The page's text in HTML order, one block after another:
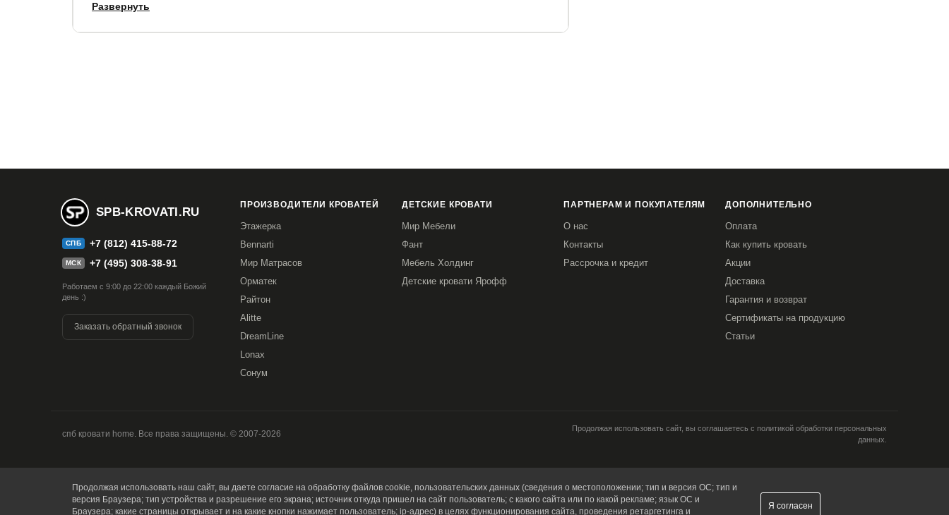
Купить в 1 клик
Развернуть
SPB-KROVATI.RU
СПБ +7 (812) 415-88-72
МСК +7 (495) 308-38-91
Работаем с 9:00 до 22:00 каждый Божий
день :)
Заказать обратный звонок
ПРОИЗВОДИТЕЛИ КРОВАТЕЙ
Этажерка
Bennarti
Мир Матрасов
Орматек
Райтон
Alitte
DreamLine
Lonax
Сонум
ДЕТСКИЕ КРОВАТИ
Мир Мебели
Фант
Мебель Холдинг
Детские кровати Ярофф
ПАРТНЕРАМ И ПОКУПАТЕЛЯМ
О нас
Контакты
Рассрочка и кредит
ДОПОЛНИТЕЛЬНО
Оплата
Как купить кровать
Акции
Доставка
Гарантия и возврат
Сертификаты на продукцию
Статьи
спб кровати home. Все права защищены. © 2007-2026
Продолжая использовать сайт, вы соглашаетесь с политикой обработки персональных
данных.
Продолжая использовать наш сайт, вы даете согласие на обработку файлов cookie, пользовательских данных (сведения о местоположении; тип и версия ОС; тип и
версия Браузера; тип устройства и разрешение его экрана; источник откуда пришел на сайт пользователь; с какого сайта или по какой рекламе; язык ОС и
Браузера; какие страницы открывает и на какие кнопки нажимает пользователь; ip-адрес) в целях функционирования сайта, проведения ретаргетинга и
Я согласен